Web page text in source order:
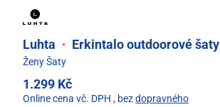
Luhta · Erkintalo outdoorové šaty
Ženy Šaty
1.299 Kč
Online cena vč. DPH , bezdopravného